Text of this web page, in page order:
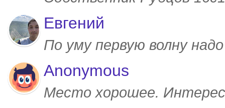
Евгений
По уму первую волну
Anonymous
Место хорошее.